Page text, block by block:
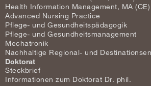
Health Information Management, MA
Advanced Nursing Practice
Pflege- und Gesundheitspädagogik
Pflege- und Gesundheitsmanagement
Mechatronik
Nachhaltige Regional- und
Doktorat
Steckbrief
Informationen zum Doktorat Dr. phil.